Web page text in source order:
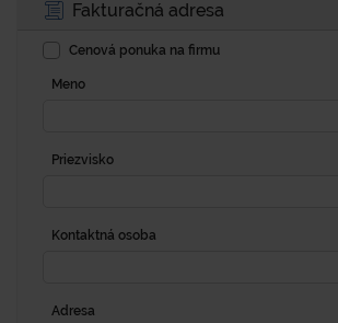
Fakturačná adresa
Cenová ponuka na firmu
Meno
Priezvisko
Kontaktná osoba
Adresa